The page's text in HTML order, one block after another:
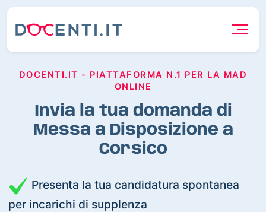
DOCENTI.IT - PIATTAFORMA N.1 PER LA MAD
ONLINE
Invia la tua domanda di
Messa a Disposizione a
Corsico
Presenta la tua candidatura spontanea
per incarichi di supplenza